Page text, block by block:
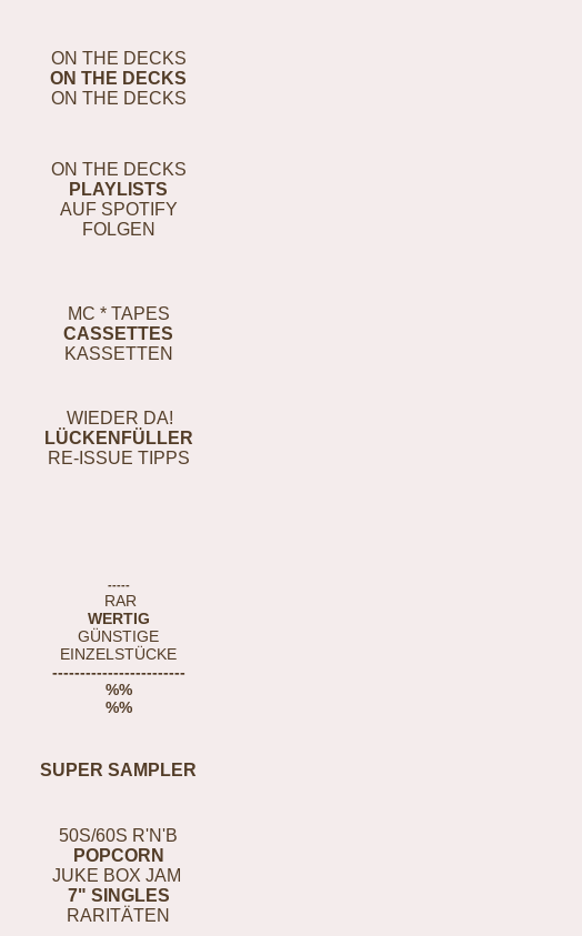
ON THE DECKS
ON THE DECKS
ON THE DECKS
ON THE DECKS
PLAYLISTS
AUF SPOTIFY
FOLGEN
MC * TAPES
CASSETTES
KASSETTEN
WIEDER DA!
LÜCKENFÜLLER
RE-ISSUE TIPPS
-----
RAR
WERTIG
GÜNSTIGE
EINZELSTÜCKE
------------------------
%%
%%
SUPER SAMPLER
50S/60S R'N'B
POPCORN
JUKE BOX JAM
7" SINGLES
RARITÄTEN